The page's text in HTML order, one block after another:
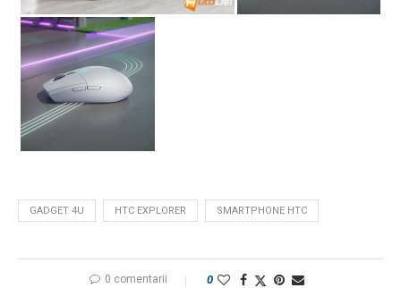
GADGET 4U HTC EXPLORER SMARTPHONE HTC
0 comentarii 0